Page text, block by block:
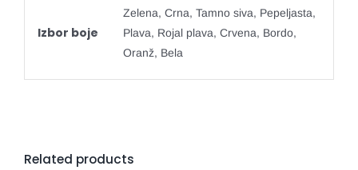
Izbor boje
Zelena, Crna, Tamno siva, Pepeljasta,
Plava, Rojal plava, Crvena, Bordo,
Oranž, Bela
Related products